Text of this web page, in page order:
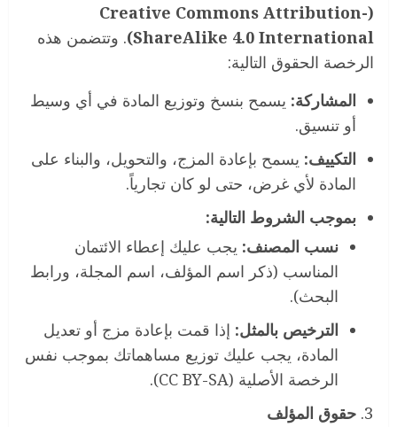
(Creative Commons Attribution-
ShareAlike 4.0 International) . وتتضمن هذه
الرخصة الحقوق التالية:
المشاركة: يسمح بنسخ وتوزيع المادة في أي وسيط
أو تنسيق.
التكييف: يسمح بإعادة المزج، والتحويل، والبناء على
المادة لأي غرض، حتى لو كان تجارياً.
بموجب الشروط التالية:
نسب المصنف: يجب عليك إعطاء الائتمان
المناسب (ذكر اسم المؤلف، اسم المجلة، ورابط
البحث).
الترخيص بالمثل: إذا قمت بإعادة مزج أو تعديل
المادة، يجب عليك توزيع مساهماتك بموجب نفس
الرخصة الأصلية (CC BY-SA).
حقوق المؤلف